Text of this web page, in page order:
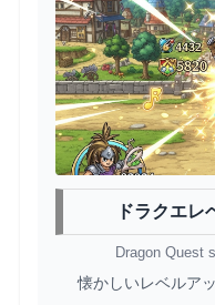
ドラクエレ
Dragon Quest
懐かしいレベルア